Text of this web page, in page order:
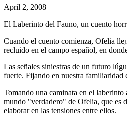
April 2, 2008
El Laberinto del Fauno, un cuento
Cuando el cuento comienza, Ofelia
recluido en el campo español, en
Las señales siniestras de un futuro
fuerte. Fijando en nuestra familiaridad
Tomando una caminata en el
mundo "verdadero" de Ofelia, que es
elaborar en las tensiones entre ellos.